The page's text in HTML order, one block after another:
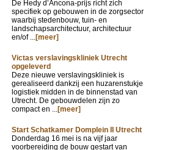
De Hedy d’Ancona-prijs richt zich
specifiek op gebouwen in de zorgsector
waarbij stedenbouw, tuin- en
landschapsarchitectuur, architectuur
en/of ...[meer]
Victas verslavingskliniek Utrecht
opgeleverd
Deze nieuwe verslavingskliniek is
gerealiseerd dankzij een huzarenstukje
logistiek midden in de binnenstad van
Utrecht. De gebouwdelen zijn zo
compact en ...[meer]
Start Schatkamer Domplein II Utrecht
Donderdag 16 mei is na vijf jaar
voorbereiding de bouw gestart van